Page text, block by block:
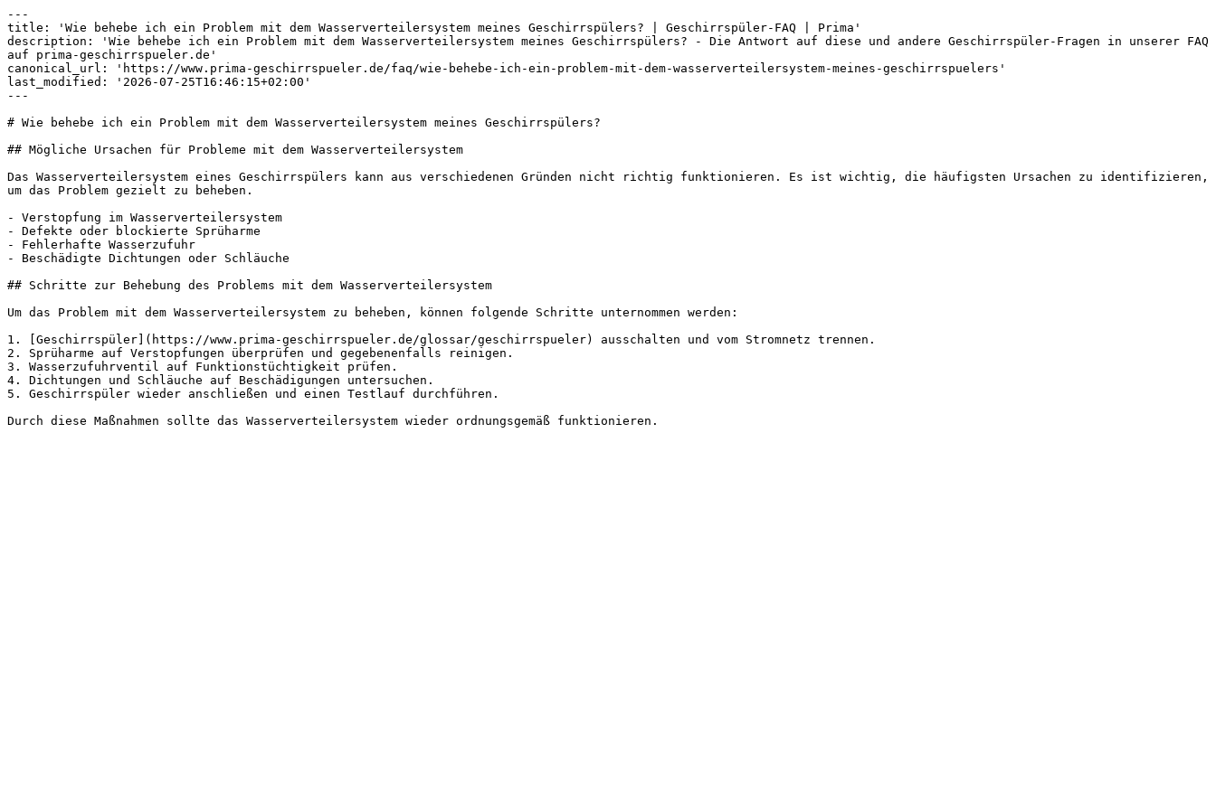
---
title: 'Wie behebe ich ein Problem mit dem Wasserverteilersystem meines Geschirrspülers? | Geschirrspüler-FAQ | Prima'
description: 'Wie behebe ich ein Problem mit dem Wasserverteilersystem meines Geschirrspülers? - Die Antwort auf diese und andere Geschirrspüler-Fragen in unserer FAQ
auf prima-geschirrspueler.de'
canonical_url: 'https://www.prima-geschirrspueler.de/faq/wie-behebe-ich-ein-problem-mit-dem-wasserverteilersystem-meines-geschirrspuelers'
last_modified: '2026-07-25T16:46:15+02:00'
---
# Wie behebe ich ein Problem mit dem Wasserverteilersystem meines Geschirrspülers?
## Mögliche Ursachen für Probleme mit dem Wasserverteilersystem
Das Wasserverteilersystem eines Geschirrspülers kann aus verschiedenen Gründen nicht richtig funktionieren. Es ist wichtig, die häufigsten Ursachen zu identifizieren,
um das Problem gezielt zu beheben.
- Verstopfung im Wasserverteilersystem
- Defekte oder blockierte Sprüharme
- Fehlerhafte Wasserzufuhr
- Beschädigte Dichtungen oder Schläuche
## Schritte zur Behebung des Problems mit dem Wasserverteilersystem
Um das Problem mit dem Wasserverteilersystem zu beheben, können folgende Schritte unternommen werden:
1. [Geschirrspüler](https://www.prima-geschirrspueler.de/glossar/geschirrspueler) ausschalten und vom Stromnetz trennen.
2. Sprüharme auf Verstopfungen überprüfen und gegebenenfalls reinigen.
3. Wasserzufuhrventil auf Funktionstüchtigkeit prüfen.
4. Dichtungen und Schläuche auf Beschädigungen untersuchen.
5. Geschirrspüler wieder anschließen und einen Testlauf durchführen.